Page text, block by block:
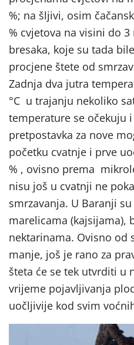
%; na šljivi, osim
% cvjetova na visini do
bresaka, koje su tada
procjene štete od
Zadnja dva jutra
°C u trajanju nekoliko
temperature se očekuju
pretpostavka za nove
početku cvatnje i prve
% , ovisno prema
nisu još u cvatnji ne
smrzavanja. U Baranji
marelicama (kajsijama),
nektarinama. Ovisno od
manje, još je rano za
šteta će se tek utvrditi u
vrijeme pojavljivanja
uočljivije kod svim